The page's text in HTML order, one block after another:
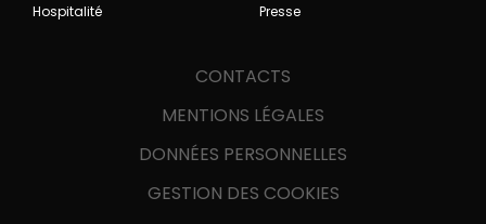
Hospitalité
Presse
CONTACTS
MENTIONS LÉGALES
DONNÉES PERSONNELLES
GESTION DES COOKIES